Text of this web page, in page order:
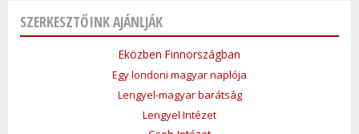
SZERKESZTŐINK AJÁNLJÁK
Eközben Finnországban
Egy londoni magyar naplója
Lengyel-magyar barátság
Lengyel Intézet